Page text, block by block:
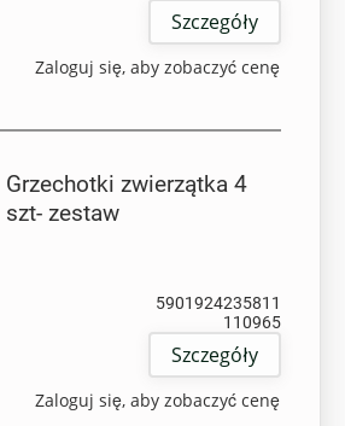
Szczegóły
Zaloguj się, aby zobaczyć cenę
Grzechotki zwierzątka 4
szt- zestaw
5901924235811
110965
Szczegóły
Zaloguj się, aby zobaczyć cenę